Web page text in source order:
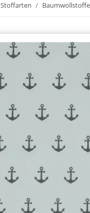
Stoffarten Baumwollstoffe